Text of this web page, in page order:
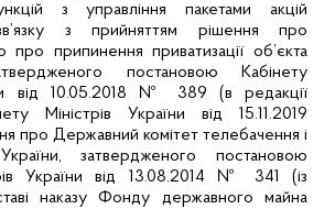
з управління пакетами акцій
з прийняттям рішення про
про припинення приватизації об’єкта
постановою Кабінету
від 10.05.2018 № 389 (в редакції
Міністрів України від 15.11.2019
про Державний комітет телебачення і
затвердженого постановою
України від 13.08.2014 № 341 (із
наказу Фонду державного майна